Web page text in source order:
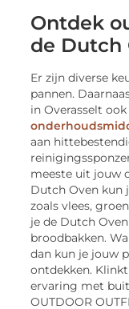
Ontdek
de Dutch
Er zijn diverse
pannen.
in Overasselt
aan
meeste uit jouw
Dutch Oven kun
zoals vlees,
je de Dutch
broodbakken.
dan kun je jouw
ontdekken.
ervaring met
OUTDOOR